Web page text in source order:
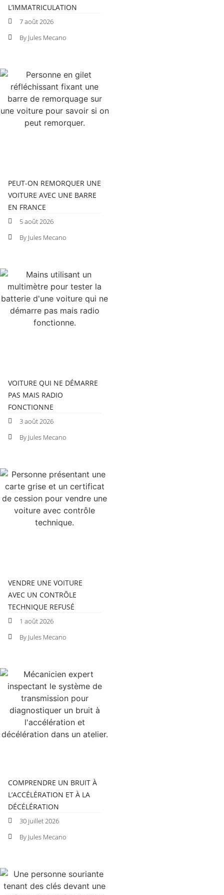
L’IMMATRICULATION
7 août 2026
By Jules Mecano
PEUT-ON REMORQUER UNE
VOITURE AVEC UNE BARRE
EN FRANCE
5 août 2026
By Jules Mecano
VOITURE QUI NE DÉMARRE
PAS MAIS RADIO
FONCTIONNE
3 août 2026
By Jules Mecano
VENDRE UNE VOITURE
AVEC UN CONTRÔLE
TECHNIQUE REFUSÉ
1 août 2026
By Jules Mecano
COMPRENDRE UN BRUIT À
L’ACCÉLÉRATION ET À LA
DÉCÉLÉRATION
30 juillet 2026
By Jules Mecano